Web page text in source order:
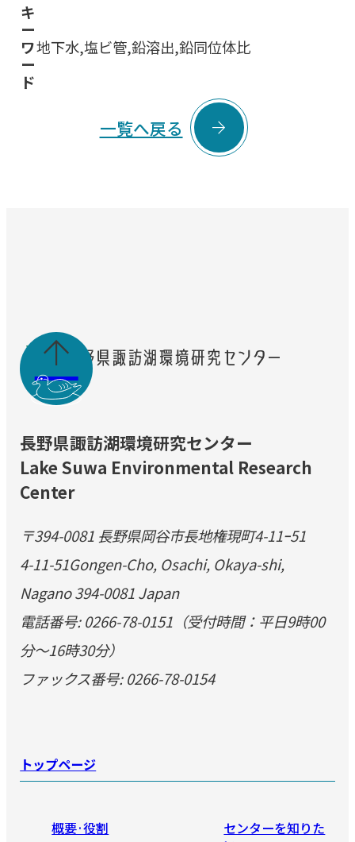
キ
ー
ワ
ー
ド
地下水,塩ビ管,鉛溶出,鉛同位体比
一覧へ戻る 

長野県諏訪湖環境研究センター
Lake Suwa Environmental Research
Center
〒394-0081 長野県岡谷市長地権現町4-11ｰ51
4-11-51Gongen-Cho, Osachi, Okaya-shi,
Nagano 394-0081 Japan
電話番号: 0266-78-0151（受付時間：平日9時00
分～16時30分）
ファックス番号: 0266-78-0154
トップページ
概要·役割
センターを知りた